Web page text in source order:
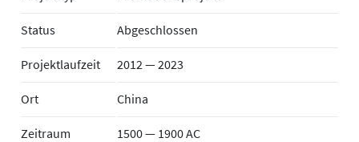
Status Abgeschlossen
Projektlaufzeit 2012 — 2023
Ort China
Zeitraum 1500 — 1900 AC